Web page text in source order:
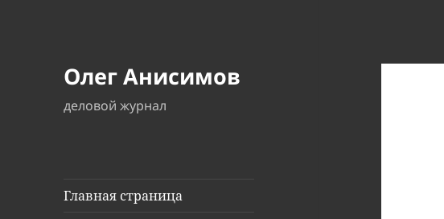
Олег Анисимов
деловой журнал
Главная страница